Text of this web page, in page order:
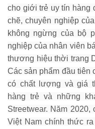
cho giới trẻ uy tín hàng
chẽ, chuyên nghiệp
không ngừng của bộ
nghiệp của nhân viên
thương hiệu thời trang
Các sản phẩm đầu tiên
có chất lượng và giá
hàng trẻ và những
Streetwear. Năm
Việt Nam chính thức